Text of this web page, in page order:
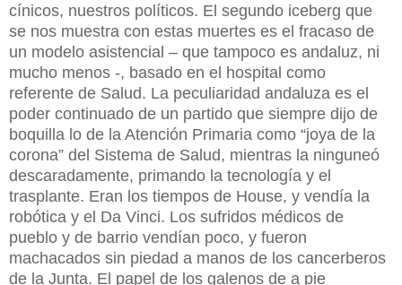
cínicos, nuestros políticos. El segundo iceberg que
se nos muestra con estas muertes es el fracaso de
un modelo asistencial – que tampoco es andaluz, ni
mucho menos -, basado en el hospital como
referente de Salud. La peculiaridad andaluza es el
poder continuado de un partido que siempre dijo de
boquilla lo de la Atención Primaria como “joya de la
corona” del Sistema de Salud, mientras la ninguneó
descaradamente, primando la tecnología y el
trasplante. Eran los tiempos de House, y vendía la
robótica y el Da Vinci. Los sufridos médicos de
pueblo y de barrio vendían poco, y fueron
machacados sin piedad a manos de los cancerberos
de la Junta. El papel de los galenos de a pie